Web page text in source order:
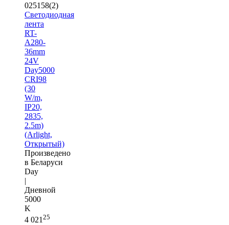
025158(2)
Светодиодная
лента
RT-
A280-
36mm
24V
Day5000
CRI98
(30
W/m,
IP20,
2835,
2.5m)
(Arlight,
Открытый)
Произведено
в Беларуси
Day
|
Дневной
5000
K
4 021 25